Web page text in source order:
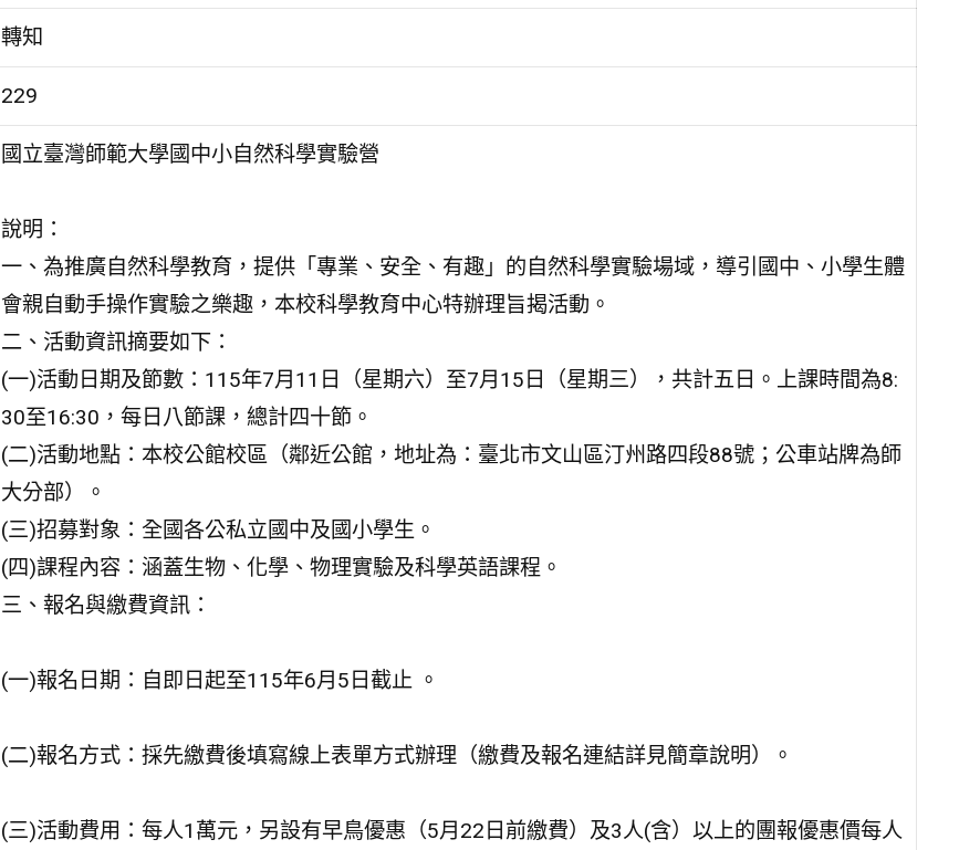
轉知
229
國立臺灣師範大學國中小自然科學實驗營
說明：
一、為推廣自然科學教育，提供「專業、安全、有趣」的自然科學實驗場域，導引國中、小學生體
會親自動手操作實驗之樂趣，本校科學教育中心特辦理旨揭活動。
二、活動資訊摘要如下：
(一)活動日期及節數：115年7月11日（星期六）至7月15日（星期三），共計五日。上課時間為8:
30至16:30，每日八節課，總計四十節。
(二)活動地點：本校公館校區（鄰近公館，地址為：臺北市文山區汀州路四段88號；公車站牌為師
大分部）。
(三)招募對象：全國各公私立國中及國小學生。
(四)課程內容：涵蓋生物、化學、物理實驗及科學英語課程。
三、報名與繳費資訊：
(一)報名日期：自即日起至115年6月5日截止 。
(二)報名方式：採先繳費後填寫線上表單方式辦理（繳費及報名連結詳見簡章說明）。
(三)活動費用：每人1萬元，另設有早鳥優惠（5月22日前繳費）及3人(含）以上的團報優惠價每人